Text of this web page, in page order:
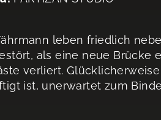
leben friedlich
als eine neue Brücke
verliert.
ist, unerwartet zum